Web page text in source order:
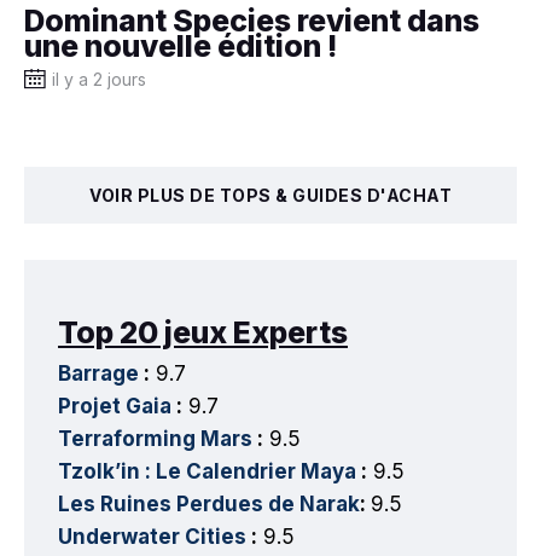
Dominant Species revient dans
une nouvelle édition !
il y a 2 jours
VOIR PLUS DE TOPS & GUIDES D'ACHAT
Top 20 jeux Experts
Barrage : 9.7
Projet Gaia : 9.7
Terraforming Mars : 9.5
Tzolk’in : Le Calendrier Maya : 9.5
Les Ruines Perdues de Narak: 9.5
Underwater Cities : 9.5